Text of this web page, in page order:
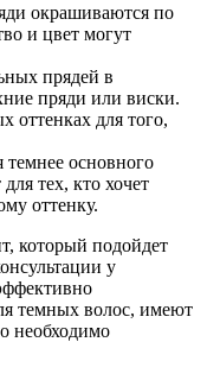
окрашиваются по
и цвет могут
прядей в
пряди или виски.
оттенках для того,
основного
тех, кто хочет
оттенку.
который подойдет
у
темных волос, имеют
необходимо